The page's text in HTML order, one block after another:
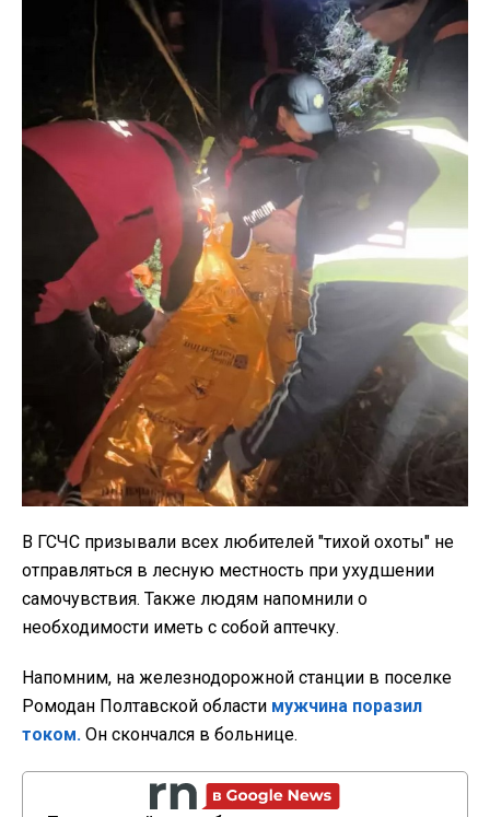
В ГСЧС призывали всех любителей "тихой охоты" не
отправляться в лесную местность при ухудшении
самочувствия. Также людям напомнили о
необходимости иметь с собой аптечку.
Напомним, на железнодорожной станции в поселке
Ромодан Полтавской области мужчина поразил
током. Он скончался в больнице.